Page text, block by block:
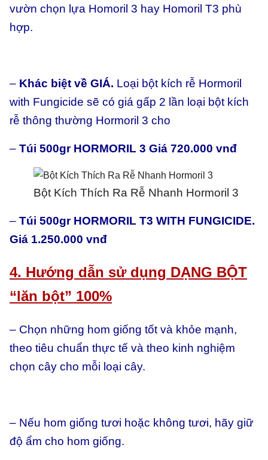
vườn chọn lựa Homoril 3 hay Homoril T3 phù
hợp.
– Khác biệt về GIÁ. Loại bột kích rễ Hormoril
with Fungicide sẽ có giá gấp 2 lần loại bột kích
rễ thông thường Hormoril 3 cho
– Túi 500gr HORMORIL 3 Giá 720.000 vnđ
Bột Kích Thích Ra Rễ Nhanh Hormoril 3
– Túi 500gr HORMORIL T3 WITH FUNGICIDE.
Giá 1.250.000 vnđ
4. Hướng dẫn sử dụng DẠNG BỘT
“lăn bột” 100%
– Chọn những hom giống tốt và khỏe mạnh,
theo tiêu chuẩn thực tế và theo kinh nghiệm
chọn cây cho mỗi loại cây.
– Nếu hom giống tươi hoặc không tươi, hãy giữ
độ ẩm cho hom giống.